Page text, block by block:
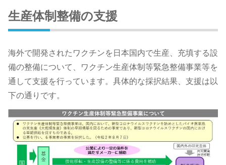
生産体制整備の支援
海外で開発されたワクチンを日本国内で生産、充填する設
備の整備について、ワクチン生産体制等緊急整備事業等を
通して支援を行っています。具体的な採択結果、支援は以
下の通りです。